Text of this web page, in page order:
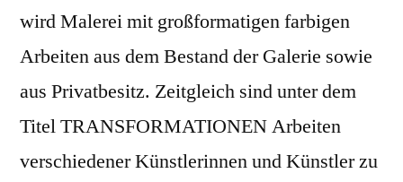
wird Malerei mit großformatigen farbigen
Arbeiten aus dem Bestand der Galerie sowie
aus Privatbesitz. Zeitgleich sind unter dem
Titel TRANSFORMATIONEN Arbeiten
verschiedener Künstlerinnen und Künstler zu